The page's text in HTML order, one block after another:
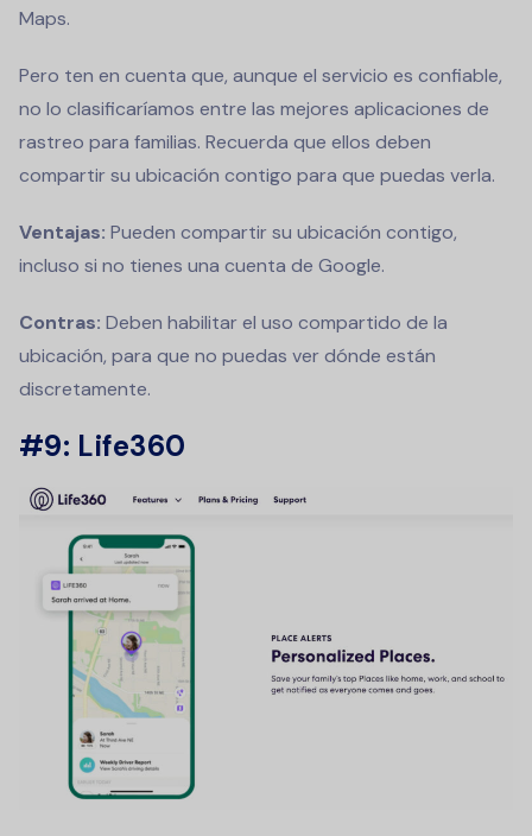
Maps.
Pero ten en cuenta que, aunque el servicio es confiable,
no lo clasificaríamos entre las mejores aplicaciones de
rastreo para familias. Recuerda que ellos deben
compartir su ubicación contigo para que puedas verla.
Ventajas: Pueden compartir su ubicación contigo,
incluso si no tienes una cuenta de Google.
Contras: Deben habilitar el uso compartido de la
ubicación, para que no puedas ver dónde están
discretamente.
#9: Life360